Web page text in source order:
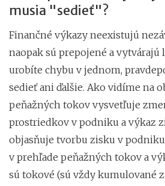
musia "sedieť"?
Finančné výkazy neexistujú
naopak sú prepojené a vytvárajú
urobíte chybu v jednom,
sedieť ani ďalšie. Ako vidíme na
peňažných tokov vysvetľuje
prostriedkov v podniku a výkaz
objasňuje tvorbu zisku v
v prehľade peňažných tokov a
sú tokové (sú vždy kumulované